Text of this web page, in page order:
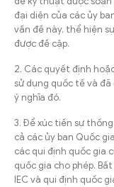
đại diện của các ủy
vấn đề này, thể hiện
được đề cập.
2. Các quyết định
sử dụng quốc tế và
ý nghĩa đó.
3. Để xúc tiến sự
cả các ủy ban Quốc
các qui định quốc gia
quốc gia cho phép.
IEC và qui định quốc